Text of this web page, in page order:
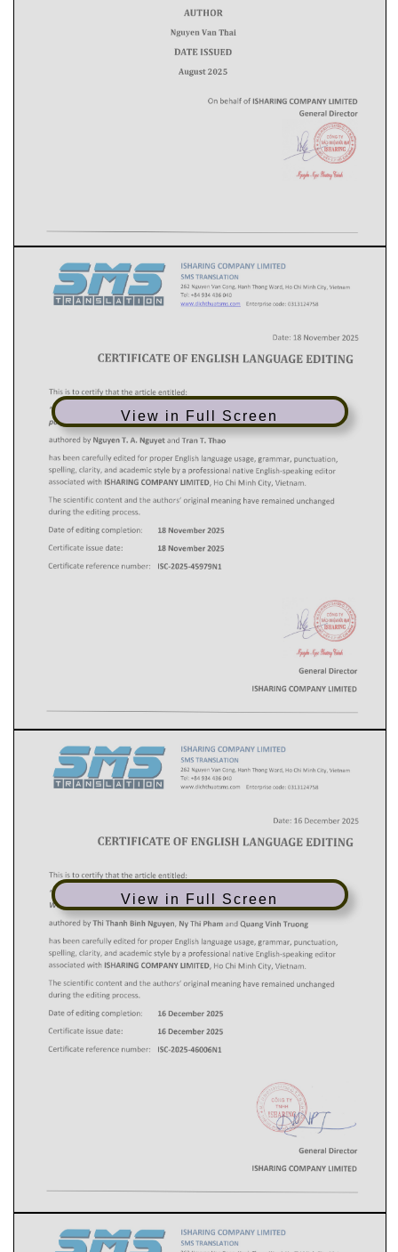
View in Full Screen
View in Full Screen